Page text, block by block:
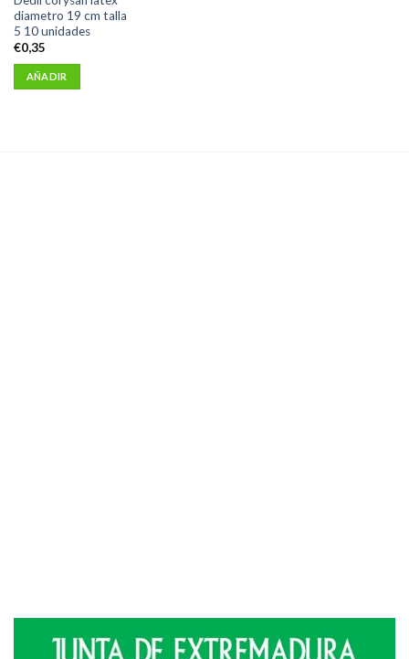
diametro 19 cm talla
5 10 unidades
€0,35
AÑADIR